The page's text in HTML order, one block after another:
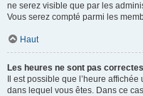
ne serez visible que par les
Vous serez compté parmi les
Haut
Les heures ne sont pas
Il est possible que l’heure
dans lequel vous êtes. Dans ce